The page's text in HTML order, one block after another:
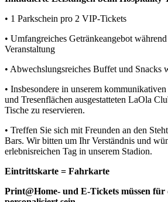
• 1 Parkschein pro 2 VIP-Tickets
• Umfangreiches Getränkeangebot während
Veranstaltung
• Abwechslungsreiches Buffet und Snacks
• Insbesondere in unserem
und Tresenflächen ausgestatteten LaOla
Tische zu reservieren.
• Treffen Sie sich mit Freunden an den
Bars. Wir bitten um Ihr Verständnis und
erlebnisreichen Tag in unserem Stadion.
Eintrittskarte = Fahrkarte
Print@Home- und E-Tickets müssen